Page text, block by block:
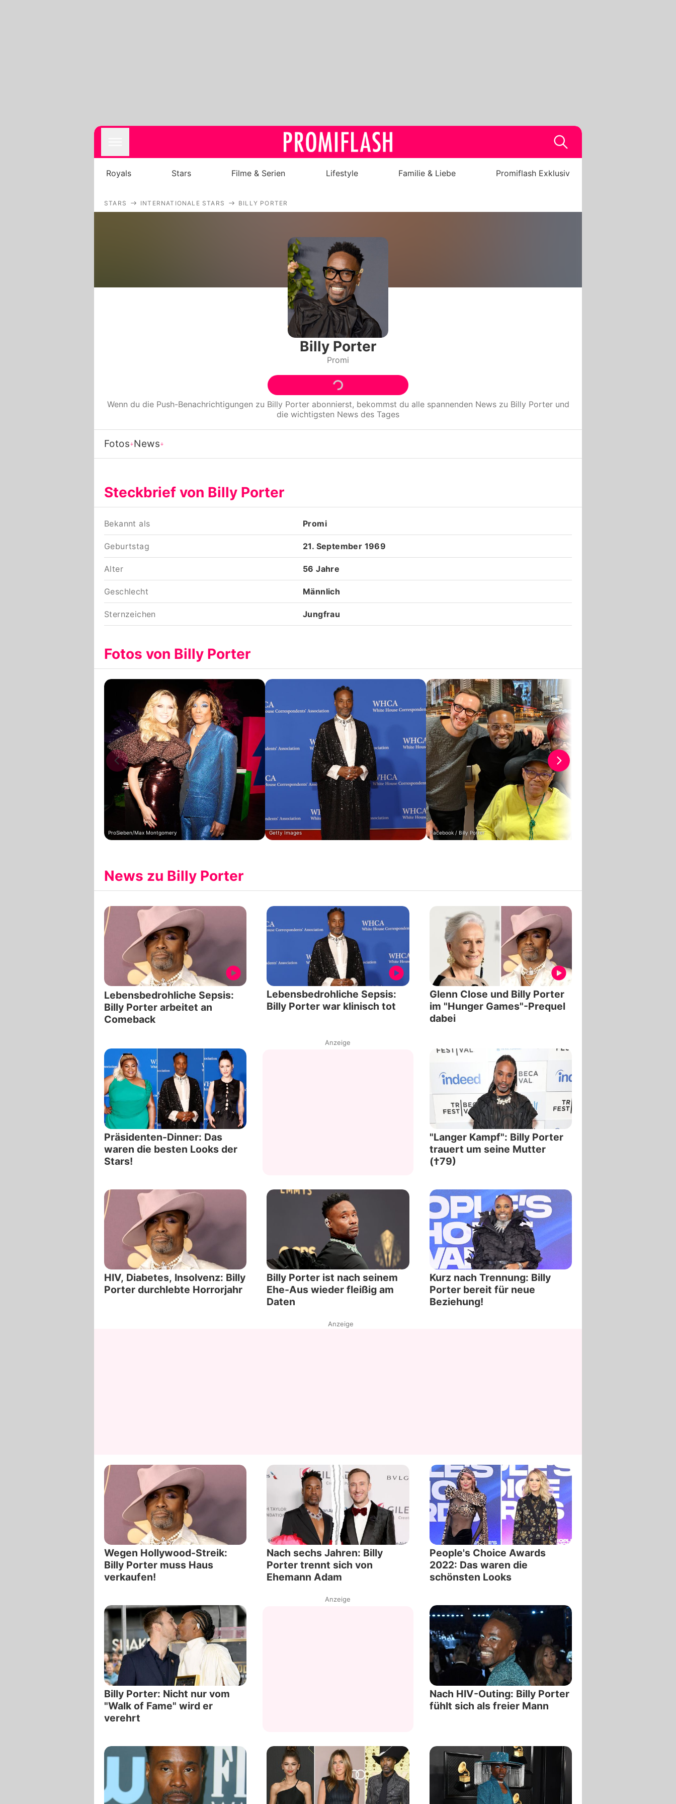
Filme & Serien
Lifestyle
Familie & Liebe
Promiflash Exklusiv
Alle Themen auf Promiflash
Jobs
App runterladen
Team
Royals Stars Filme & Serien Lifestyle Familie & Liebe Promiflash Exklusiv
STARS INTERNATIONALE STARS BILLY PORTER
Billy Porter
Promi
Wenn du die Push-Benachrichtigungen zu Billy Porterabonnierst, bekommst du alle spannenden News zu Billy Porterund
die wichtigsten News des Tages
Fotos News
Steckbrief von Billy Porter
Bekannt als Promi
Geburtstag 21. September 1969
Alter 56 Jahre
Geschlecht Männlich
Sternzeichen Jungfrau
Fotos von Billy Porter
ProSieben/Max Montgomery Getty Images Facebook / Billy Porter
News zu Billy Porter
Lebensbedrohliche Sepsis:
Billy Porter arbeitet an
Comeback
Lebensbedrohliche Sepsis:
Billy Porter war klinisch tot
Glenn Close und Billy Porter
im "Hunger Games"-Prequel
dabei
Präsidenten-Dinner: Das
waren die besten Looks der
Stars!
Anzeige
"Langer Kampf": Billy Porter
trauert um seine Mutter
(†79)
HIV, Diabetes, Insolvenz: Billy
Porter durchlebte Horrorjahr
Billy Porter ist nach seinem
Ehe-Aus wieder fleißig am
Daten
Kurz nach Trennung: Billy
Porter bereit für neue
Beziehung!
Anzeige
Wegen Hollywood-Streik:
Billy Porter muss Haus
verkaufen!
Nach sechs Jahren: Billy
Porter trennt sich von
Ehemann Adam
People's Choice Awards
2022: Das waren die
schönsten Looks
Billy Porter: Nicht nur vom
"Walk of Fame" wird er
verehrt
Anzeige
Nach HIV-Outing: Billy Porter
fühlt sich als freier Mann